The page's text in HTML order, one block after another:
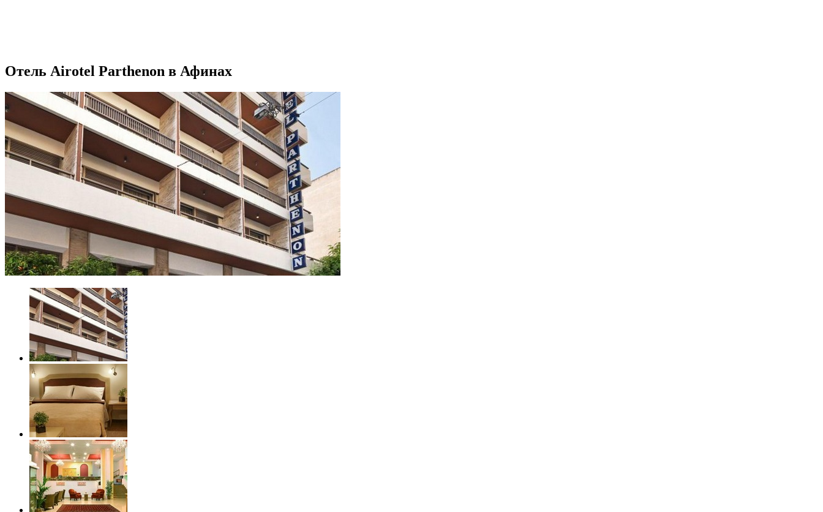
Отель Airotel Parthenon в Афинах